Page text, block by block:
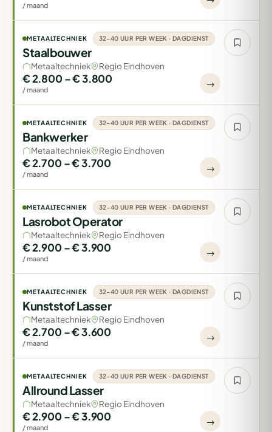
/ maand
METAALTECHNIEK 32-40 UUR PER WEEK · DAGDIENST
Staalbouwer
Metaaltechniek Regio Eindhoven
€ 2.800 – € 3.800
/ maand
→
METAALTECHNIEK 32-40 UUR PER WEEK · DAGDIENST
Bankwerker
Metaaltechniek Regio Eindhoven
€ 2.700 – € 3.700
/ maand
→
METAALTECHNIEK 32-40 UUR PER WEEK · DAGDIENST
Lasrobot Operator
Metaaltechniek Regio Eindhoven
€ 2.900 – € 3.900
/ maand
→
METAALTECHNIEK 32-40 UUR PER WEEK · DAGDIENST
Kunststof Lasser
Metaaltechniek Regio Eindhoven
€ 2.700 – € 3.600
/ maand
→
METAALTECHNIEK 32-40 UUR PER WEEK · DAGDIENST
Allround Lasser
Metaaltechniek Regio Eindhoven
€ 2.900 – € 3.900
/ maand
→